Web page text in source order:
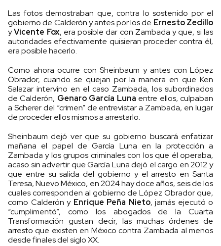
Las fotos demostraban que, contra lo sostenido por el
gobierno de Calderón y antes por los de Ernesto Zedillo
yVicente Fox, era posible dar con Zambada y que, si las
autoridades efectivamente quisieran proceder contra él,
era posible hacerlo.
Como ahora ocurre con Sheinbaum y antes con López
Obrador, cuando se quejan por la manera en que Ken
Salazar intervino en el caso Zambada, los subordinados
de Calderón, Genaro García Luna entre ellos, culpaban
a Scherer del “crimen” de entrevistar a Zambada, en lugar
de proceder ellos mismos a arrestarlo.
Sheinbaum dejó ver que su gobierno buscará enfatizar
mañana el papel de García Luna en la protección a
Zambada y los grupos criminales con los que él operaba,
acaso sin advertir que García Luna dejó el cargo en 2012 y
que entre su salida del gobierno y el arresto en Santa
Teresa, Nuevo México, en 2024 hay doce años, seis de los
cuales corresponden al gobierno de López Obrador que,
como Calderón y Enrique Peña Nieto, jamás ejecutó o
“cumplimentó”, como los abogados de la Cuarta
Transformación gustan decir, las muchas órdenes de
arresto que existen en México contra Zambada al menos
desde finales del siglo XX.